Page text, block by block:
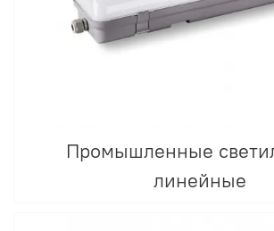
Промышленные
линейные